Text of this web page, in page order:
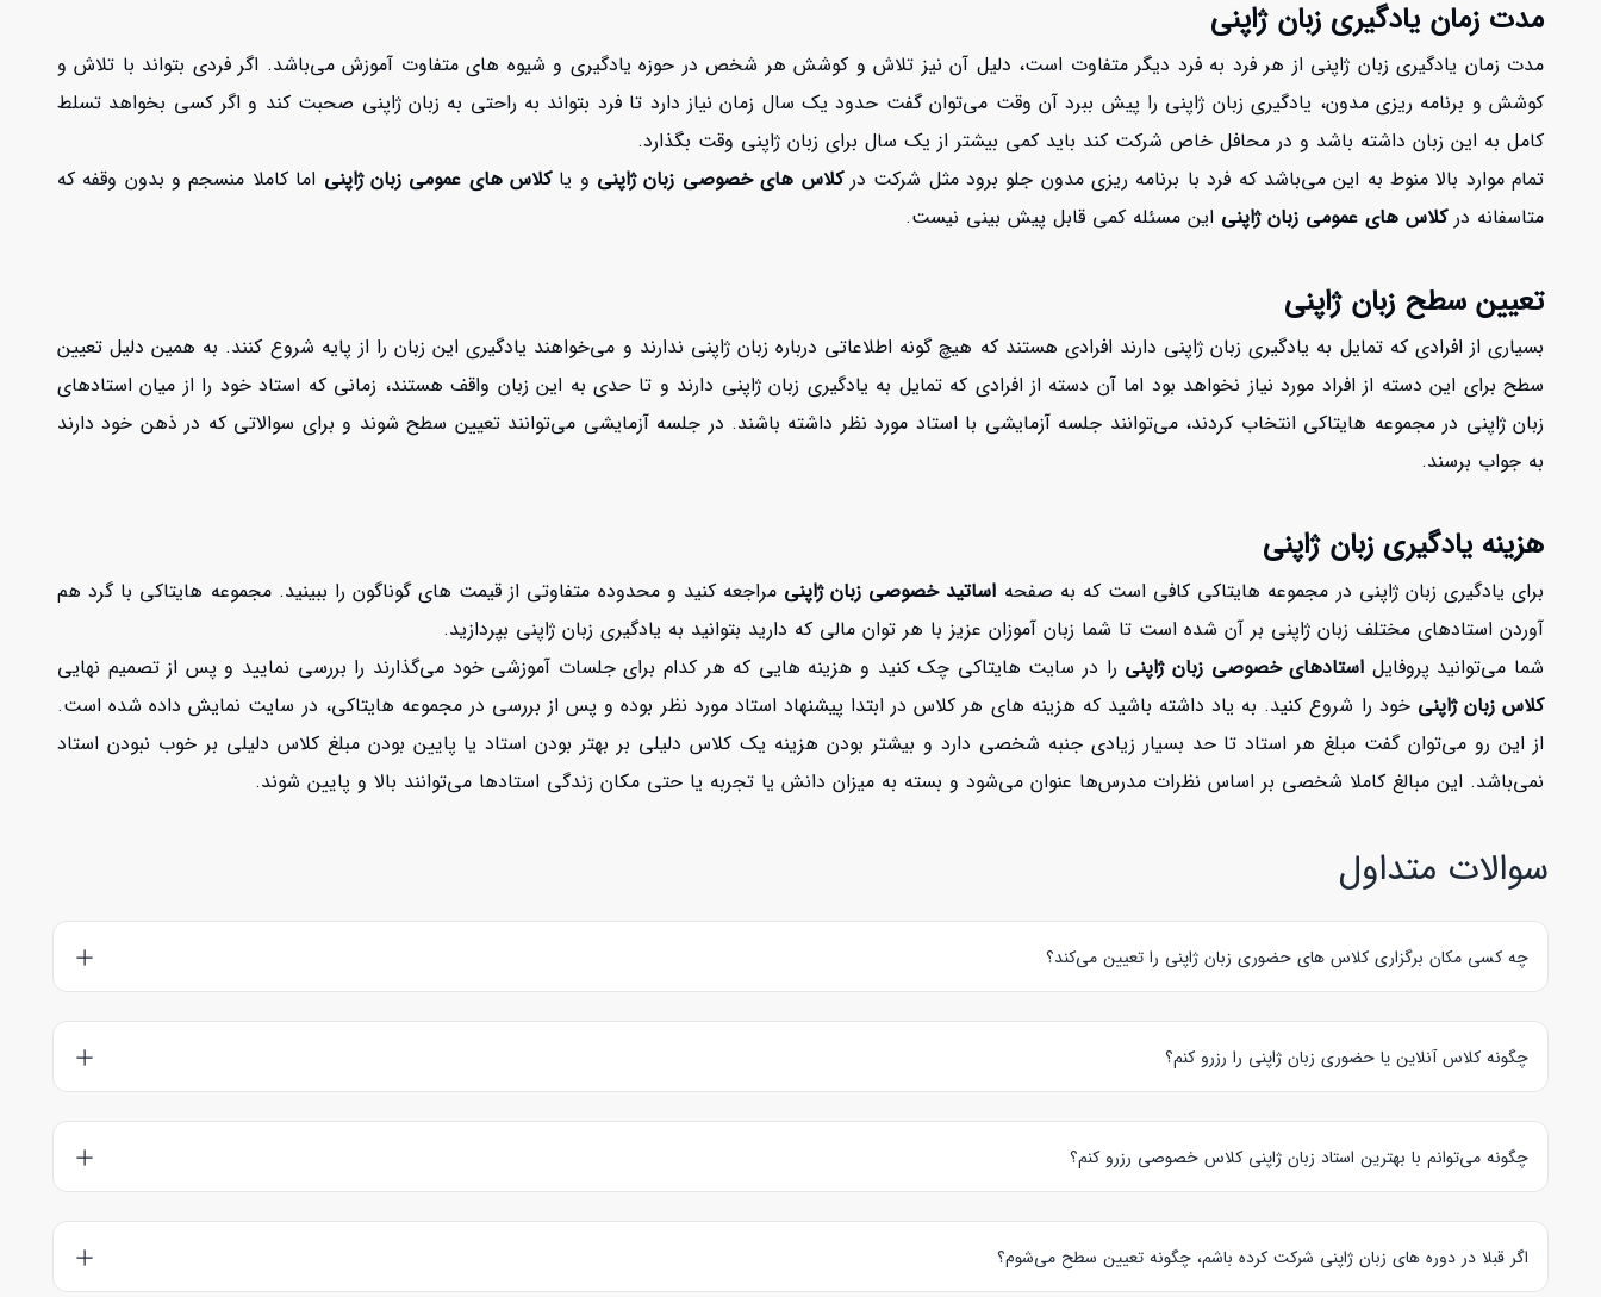
مدت زمان یادگیری زبان ژاپنی
مدت زمان یادگیری زبان ژاپنی از هر فرد به فرد دیگر متفاوت است، دلیل آن نیز تلاش و کوشش هر شخص در حوزه یادگیری و شیوه های متفاوت آموزش می‌باشد. اگر فردی بتواند با تلاش و
کوشش و برنامه ریزی مدون، یادگیری زبان ژاپنی را پیش ببرد آن وقت می‌توان گفت حدود یک سال زمان نیاز دارد تا فرد بتواند به راحتی به زبان ژاپنی صحبت کند و اگر کسی بخواهد تسلط
کامل به این زبان داشته باشد و در محافل خاص شرکت کند باید کمی بیشتر از یک سال برای زبان ژاپنی وقت بگذارد.
تمام موارد بالا منوط به این می‌باشد که فرد با برنامه ریزی مدون جلو برود مثل شرکت درکلاس های خصوصی زبان ژاپنی و یاکلاس های عمومی زبان ژاپنی اما کاملا منسجم و بدون وقفه که
متاسفانه در کلاس های عمومی زبان ژاپنی این مسئله کمی قابل پیش بینی نیست.
تعیین سطح زبان ژاپنی
بسیاری از افرادی که تمایل به یادگیری زبان ژاپنی دارند افرادی هستند که هیچ گونه اطلاعاتی درباره زبان ژاپنی ندارند و می‌خواهند یادگیری این زبان را از پایه شروع کنند. به همین دلیل تعیین
سطح برای این دسته از افراد مورد نیاز نخواهد بود اما آن دسته از افرادی که تمایل به یادگیری زبان ژاپنی دارند و تا حدی به این زبان واقف هستند، زمانی که استاد خود را از میان استادهای
زبان ژاپنی در مجموعه هایتاکی انتخاب کردند، می‌توانند جلسه آزمایشی با استاد مورد نظر داشته باشند. در جلسه آزمایشی می‌توانند تعیین سطح شوند و برای سوالاتی که در ذهن خود دارند
به جواب برسند.
هزینه یادگیری زبان ژاپنی
برای یادگیری زبان ژاپنی در مجموعه هایتاکی کافی است که به صفحه اساتید خصوصی زبان ژاپنی مراجعه کنید و محدوده متفاوتی از قیمت های گوناگون را ببینید. مجموعه هایتاکی با گرد هم
آوردن استادهای مختلف زبان ژاپنی بر آن شده است تا شما زبان آموزان عزیز با هر توان مالی که دارید بتوانید به یادگیری زبان ژاپنی بپردازید.
شما می‌توانید پروفایل استادهای خصوصی زبان ژاپنی را در سایت هایتاکی چک کنید و هزینه هایی که هر کدام برای جلسات آموزشی خود می‌گذارند را بررسی نمایید و پس از تصمیم نهایی
کلاس زبان ژاپنی خود را شروع کنید. به یاد داشته باشید که هزینه های هر کلاس در ابتدا پیشنهاد استاد مورد نظر بوده و پس از بررسی در مجموعه هایتاکی، در سایت نمایش داده شده است.
از این رو می‌توان گفت مبلغ هر استاد تا حد بسیار زیادی جنبه شخصی دارد و بیشتر بودن هزینه یک کلاس دلیلی بر بهتر بودن استاد یا پایین بودن مبلغ کلاس دلیلی بر خوب نبودن استاد
نمی‌باشد. این مبالغ کاملا شخصی بر اساس نظرات مدرس‌ها عنوان می‌شود و بسته به میزان دانش یا تجربه یا حتی مکان زندگی استادها می‌توانند بالا و پایین شوند.
سوالات متداول
چه کسی مکان برگزاری کلاس های حضوری زبان ژاپنی را تعیین می‌کند؟
زبان آموز ومدرس زبان ژاپنی،هر دو با توافق یکدیگر مکان برگزاری کلاس حضوری را مشخص می‌کنند.
چگونه کلاس آنلاین یا حضوری زبان ژاپنی را رزرو کنم؟
برایرزرو کلاس خصوصی آنلاین و یا حضوری زبان ژاپنی،ابتدا باید مدرس مورد نظر خود را انتخاب نمایید و سپس از روی پروفایل شخصی ایشان دکمه رزرو کلاس را بزنید. شما می‌توانید آموزش کامل مراحل رزرو
کلاس را در صفحهراهنمای زبان آموزمشاهده نمایید.
چگونه می‌توانم با بهترین استاد زبان ژاپنی کلاس خصوصی رزرو کنم؟
بررسی این موارد می‌تواند به شما کمک کند تابهترین استاد خصوصی زبان ژاپنیرا پیدا کنید: 1- نظرات زبان آموزان قبلی 2- رزومه و متن درباره استاد 3- ویدئو معرفی مدرس 4- رزرو کلاس آزمایشی و…
اگر قبلا در دوره های زبان ژاپنی شرکت کرده باشم، چگونه تعیین سطح می‌شوم؟